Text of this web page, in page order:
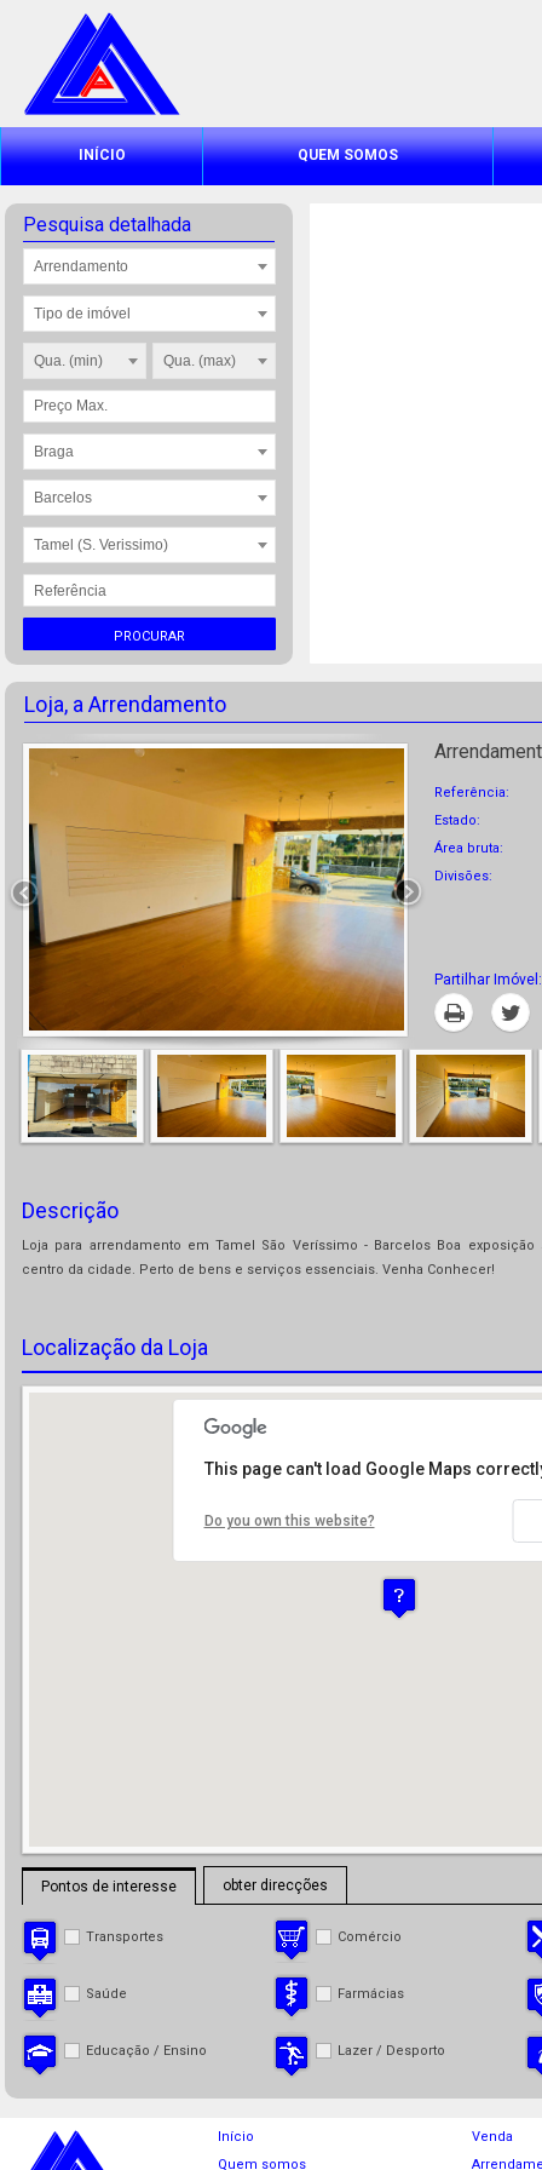
INÍCIO QUEM SOMOS
Pesquisa detalhada
Arrendamento
Tipo de imóvel
Qua. (min) Qua. (max)
Braga
Barcelos
Tamel (S. Verissimo)
PROCURAR
Loja, a Arrendamento
Referência:
Estado:
Área bruta:
Divisões:
Partilhar Imóvel:
Imprimir
Descrição
Loja para arrendamento em Tamel São Veríssimo - Barcelos Boa
centro da cidade. Perto de bens e serviços essenciais. Venha Conhecer!
Localização da Loja
This page can't load Google Maps
Do you own this website?
Pontos de interesse obter direcções
Transportes Comércio
Saúde Farmácias
Educação / Ensino Lazer / Desporto
Início
Quem somos
Venda